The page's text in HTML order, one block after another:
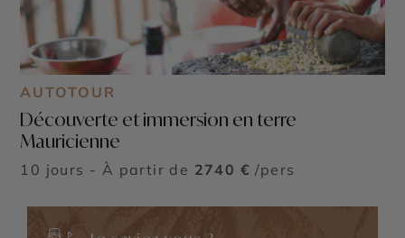
AUTOTOUR
Découverte et immersion en terre
Mauricienne
10 jours - À partir de 2740 € /pers